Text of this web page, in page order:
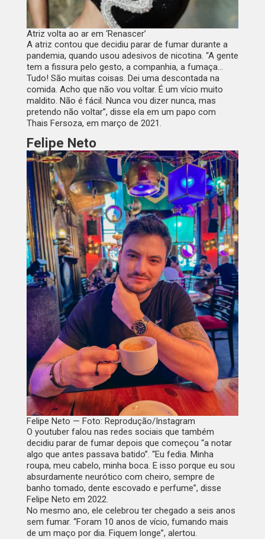
Atriz volta ao ar em ‘Renascer’
A atriz contou que decidiu parar de fumar durante a
pandemia, quando usou adesivos de nicotina. “A gente
tem a fissura pelo gesto, a companhia, a fumaça…
Tudo! São muitas coisas. Dei uma descontada na
comida. Acho que não vou voltar. É um vício muito
maldito. Não é fácil. Nunca vou dizer nunca, mas
pretendo não voltar”, disse ela em um papo com
Thais Fersoza, em março de 2021.
Felipe Neto
Felipe Neto — Foto: Reprodução/Instagram
O youtuber falou nas redes sociais que também
decidiu parar de fumar depois que começou “a notar
algo que antes passava batido”. “Eu fedia. Minha
roupa, meu cabelo, minha boca. E isso porque eu sou
absurdamente neurótico com cheiro, sempre de
banho tomado, dente escovado e perfume”, disse
Felipe Neto em 2022.
No mesmo ano, ele celebrou ter chegado a seis anos
sem fumar. “Foram 10 anos de vício, fumando mais
de um maço por dia. Fiquem longe”, alertou.